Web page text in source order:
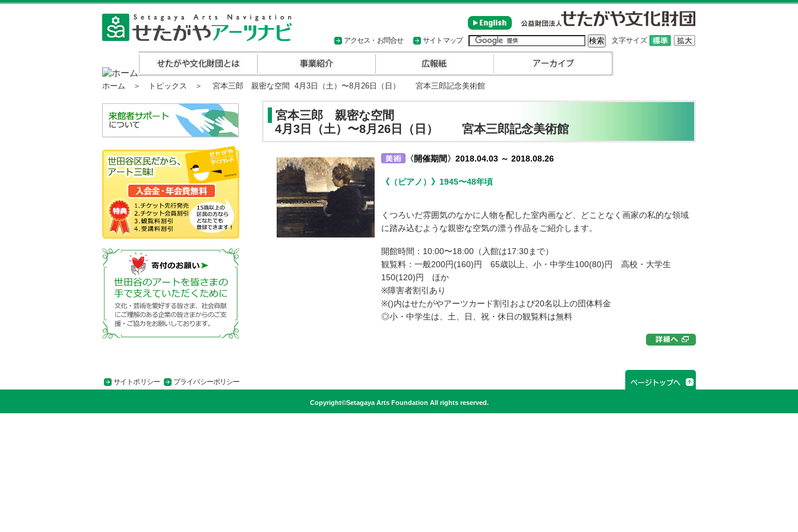
文字サイズ
アクセス・お問合せ サイトマップ
ホーム ＞ トピックス ＞ 宮本三郎 親密な空間 4月3日（土）〜8月26日（日） 宮本三郎記念美術館
宮本三郎 親密な空間
4月3日（土）〜8月26日（日） 宮本三郎記念美術館
〈開催期間〉2018.04.03 ～ 2018.08.26
《（ピアノ）》1945〜48年頃
くつろいだ雰囲気のなかに人物を配した室内画など、どことなく画家の私的な領域
に踏み込むような親密な空気の漂う作品をご紹介します。
開館時間：10:00〜18:00（入館は17:30まで）
観覧料：一般200円(160)円 65歳以上、小・中学生100(80)円 高校・大学生
150(120)円 ほか
※障害者割引あり
※()内はせたがやアーツカード割引および20名以上の団体料金
◎小・中学生は、土、日、祝・休日の観覧料は無料
サイトポリシー プライバシーポリシー
Copyright©Setagaya Arts Foundation All rights reserved.